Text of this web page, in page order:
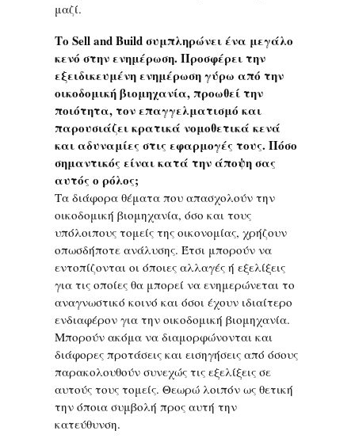
μαζί.
Το Sell and Build συμπληρώνει ένα μεγάλο
κενό στην ενημέρωση. Προσφέρει την
εξειδικευμένη ενημέρωση γύρω από την
οικοδομική βιομηχανία, προωθεί την
ποιότητα, τον επαγγελματισμό και
παρουσιάζει κρατικά νομοθετικά κενά
και αδυναμίες στις εφαρμογές τους. Πόσο
σημαντικός είναι κατά την άποψη σας
αυτός ο ρόλος;
Τα διάφορα θέματα που απασχολούν την
οικοδομική βιομηχανία, όσο και τους
υπόλοιπους τομείς της οικονομίας, χρήζουν
οπωσδήποτε ανάλυσης. Έτσι μπορούν να
εντοπίζονται οι όποιες αλλαγές ή εξελίξεις
για τις οποίες θα μπορεί να ενημερώνεται το
αναγνωστικό κοινό και όσοι έχουν ιδιαίτερο
ενδιαφέρον για την οικοδομική βιομηχανία.
Μπορούν ακόμα να διαμορφώνονται και
διάφορες προτάσεις και εισηγήσεις από όσους
παρακολουθούν συνεχώς τις εξελίξεις σε
αυτούς τους τομείς. Θεωρώ λοιπόν ως θετική
την όποια συμβολή προς αυτή την
κατεύθυνση.